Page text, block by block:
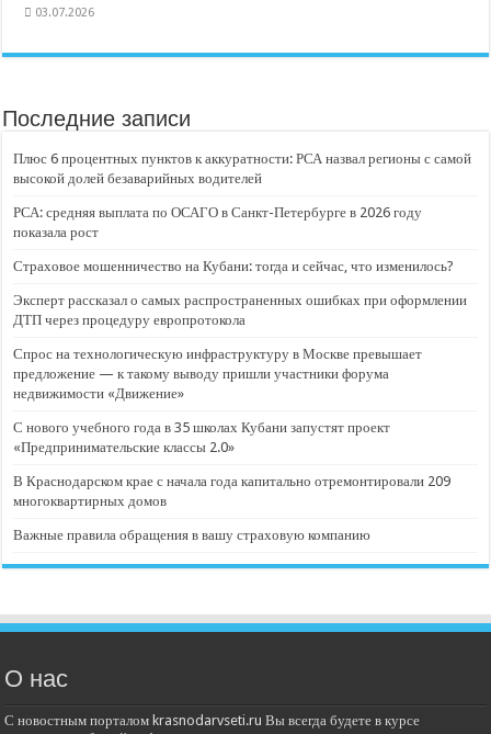
03.07.2026
Последние записи
Плюс 6 процентных пунктов к аккуратности: РСА назвал регионы с самой
высокой долей безаварийных водителей
РСА: средняя выплата по ОСАГО в Санкт-Петербурге в 2026 году
показала рост
Страховое мошенничество на Кубани: тогда и сейчас, что изменилось?
Эксперт рассказал о самых распространенных ошибках при оформлении
ДТП через процедуру европротокола
Спрос на технологическую инфраструктуру в Москве превышает
предложение — к такому выводу пришли участники форума
недвижимости «Движение»
С нового учебного года в 35 школах Кубани запустят проект
«Предпринимательские классы 2.0»
В Краснодарском крае с начала года капитально отремонтировали 209
многоквартирных домов
Важные правила обращения в вашу страховую компанию
О нас
С новостным порталом krasnodarvseti.ru Вы всегда будете в курсе